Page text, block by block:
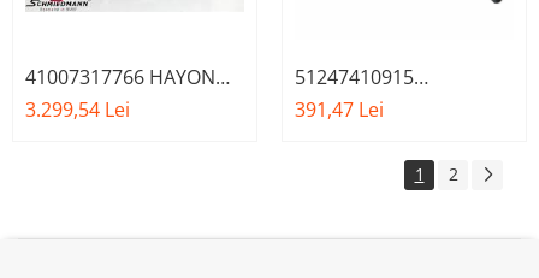
41007317766 HAYON
BMW SERIA 2 F45
3.299,54 Lei
51247410915
AMORTIZOR HAYON
391,47 Lei
1 2